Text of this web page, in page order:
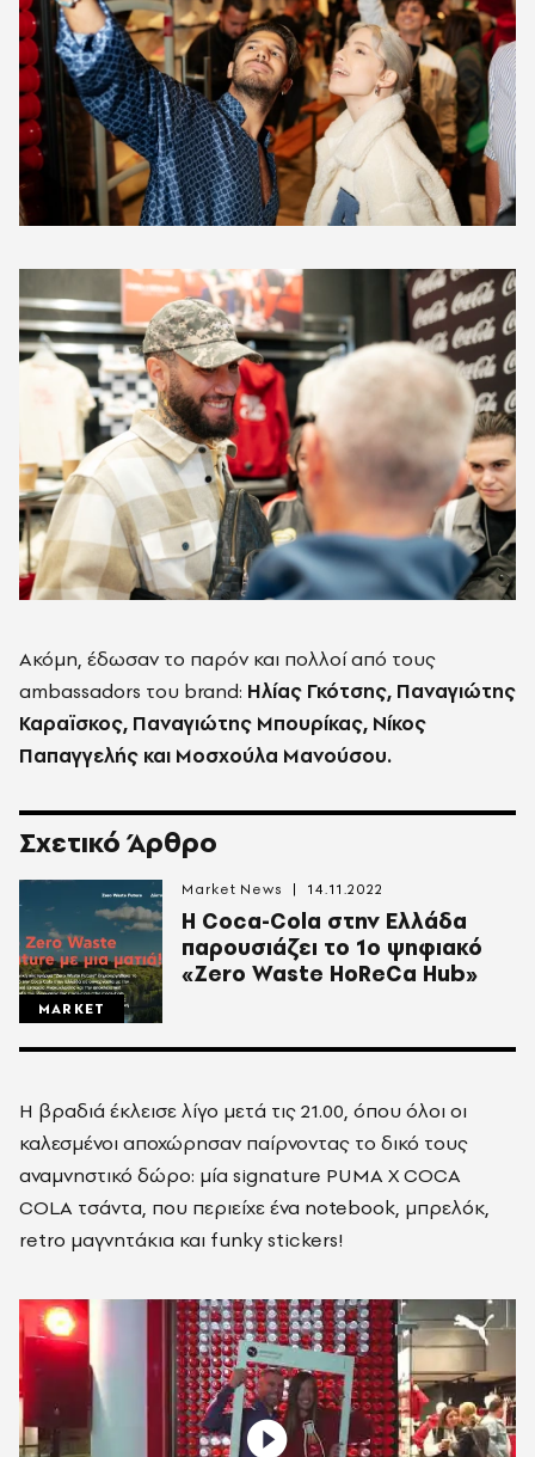
Ακόμη, έδωσαν το παρόν και πολλοί από τους
ambassadors του brand: Ηλίας Γκότσης, Παναγιώτης
Καραϊσκος, Παναγιώτης Μπουρίκας, Νίκος
Παπαγγελής και Μοσχούλα Μανούσου.
Σχετικό Άρθρο
MARKET
Η Coca-Cola στην Ελλάδα
παρουσιάζει το 1ο ψηφιακό
«Zero Waste HoReCa Hub»
Market News 14.11.2022
Η βραδιά έκλεισε λίγο μετά τις 21.00, όπου όλοι οι
καλεσμένοι αποχώρησαν παίρνοντας το δικό τους
αναμνηστικό δώρο: μία signature PUMA X COCA
COLA τσάντα, που περιείχε ένα notebook, μπρελόκ,
retro μαγνητάκια και funky stickers!